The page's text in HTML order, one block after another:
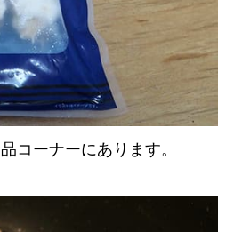
コーナーにあります。